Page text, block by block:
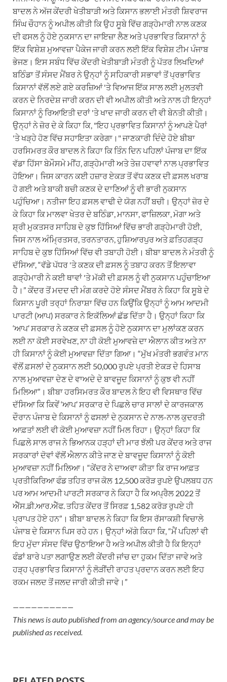
ਬਾਦਲ ਨੇ ਅੱਜ ਕੇਂਦਰੀ ਖੇਤੀਬਾੜੀ ਅਤੇ ਕਿਸਾਨ ਭਲਾਈ ਮੰਤਰੀ ਸ਼ਿਵਰਾਜ
ਸਿੰਘ ਚੌਹਾਨ ਨੂੰ ਅਪੀਲ ਕੀਤੀ ਕਿ ਉਹ ਸੂਬੇ ਵਿੱਚ ਗੜ੍ਹੇਮਾਰੀ ਨਾਲ ਕਣਕ
ਦੀ ਫਸਲ ਨੂੰ ਹੋਏ ਨੁਕਸਾਨ ਦਾ ਜਾਇਜ਼ਾ ਲੈਣ ਅਤੇ ਪ੍ਰਭਾਵਿਤ ਕਿਸਾਨਾਂ ਨੂੰ
ਇੱਕ ਵਿਸ਼ੇਸ਼ ਮੁਆਵਜ਼ਾ ਪੈਕੇਜ ਜਾਰੀ ਕਰਨ ਲਈ ਇੱਕ ਵਿਸ਼ੇਸ਼ ਟੀਮ ਪੰਜਾਬ
ਭੇਜਣ। ਇਸ ਸਬੰਧ ਵਿੱਚ ਕੇਂਦਰੀ ਖੇਤੀਬਾੜੀ ਮੰਤਰੀ ਨੂੰ ਪੱਤਰ ਲਿਖਦਿਆਂ
ਬਠਿੰਡਾ ਤੋਂ ਸੰਸਦ ਮੈਂਬਰ ਨੇ ਉਨ੍ਹਾਂ ਨੂੰ ਸਹਿਕਾਰੀ ਸਭਾਵਾਂ ਤੋਂ ਪ੍ਰਭਾਵਿਤ
ਕਿਸਾਨਾਂ ਵੱਲੋਂ ਲਏ ਗਏ ਕਰਜ਼ਿਆਂ 'ਤੇ ਵਿਆਜ ਇੱਕ ਸਾਲ ਲਈ ਮੁਲਤਵੀ
ਕਰਨ ਦੇ ਨਿਰਦੇਸ਼ ਜਾਰੀ ਕਰਨ ਦੀ ਵੀ ਅਪੀਲ ਕੀਤੀ ਅਤੇ ਨਾਲ ਹੀ ਇਨ੍ਹਾਂ
ਕਿਸਾਨਾਂ ਨੂੰ ਰਿਆਇਤੀ ਦਰਾਂ 'ਤੇ ਖਾਦ ਜਾਰੀ ਕਰਨ ਦੀ ਵੀ ਬੇਨਤੀ ਕੀਤੀ।
ਉਨ੍ਹਾਂ ਨੇ ਜ਼ੋਰ ਦੇ ਕੇ ਕਿਹਾ ਕਿ, "ਇਹ ਪ੍ਰਭਾਵਿਤ ਕਿਸਾਨਾਂ ਨੂੰ ਆਪਣੇ ਪੈਰਾਂ
'ਤੇ ਖੜ੍ਹੇ ਹੋਣ ਵਿੱਚ ਸਹਾਇਤਾ ਕਰੇਗਾ।" ਜਾਣਕਾਰੀ ਦਿੰਦੇ ਹੋਏ ਬੀਬਾ
ਹਰਸਿਮਰਤ ਕੌਰ ਬਾਦਲ ਨੇ ਕਿਹਾ ਕਿ ਤਿੰਨ ਦਿਨ ਪਹਿਲਾਂ ਪੰਜਾਬ ਦਾ ਇੱਕ
ਵੱਡਾ ਹਿੱਸਾ ਬੇਮੌਸਮੇ ਮੀਂਹ, ਗੜ੍ਹੇਮਾਰੀ ਅਤੇ ਤੇਜ਼ ਹਵਾਵਾਂ ਨਾਲ ਪ੍ਰਭਾਵਿਤ
ਹੋਇਆ। ਜਿਸ ਕਾਰਨ ਕਈ ਹਜ਼ਾਰ ਏਕੜ ਤੋਂ ਵੱਧ ਕਣਕ ਦੀ ਫ਼ਸਲ ਖਰਾਬ
ਹੋ ਗਈ ਅਤੇ ਬਾਕੀ ਬਚੀ ਕਣਕ ਦੇ ਦਾਣਿਆਂ ਨੂੰ ਵੀ ਭਾਰੀ ਨੁਕਸਾਨ
ਪਹੁੰਚਿਆ। ਨਤੀਜਾ ਇਹ ਫ਼ਸਲ ਵਾਢੀ ਦੇ ਯੋਗ ਨਹੀਂ ਬਚੀ। ਉਨ੍ਹਾਂ ਜ਼ੋਰ ਦੇ
ਕੇ ਕਿਹਾ ਕਿ ਮਾਲਵਾ ਖੇਤਰ ਦੇ ਬਠਿੰਡਾ, ਮਾਨਸਾ, ਫਾਜ਼ਿਲਕਾ, ਮੋਗਾ ਅਤੇ
ਸ਼੍ਰੀ ਮੁਕਤਸਰ ਸਾਹਿਬ ਦੇ ਕੁਝ ਹਿੱਸਿਆਂ ਵਿੱਚ ਭਾਰੀ ਗੜ੍ਹੇਮਾਰੀ ਹੋਈ,
ਜਿਸ ਨਾਲ ਅੰਮ੍ਰਿਤਸਰ, ਤਰਨਤਾਰਨ, ਹੁਸ਼ਿਆਰਪੁਰ ਅਤੇ ਫ਼ਤਿਹਗੜ੍ਹ
ਸਾਹਿਬ ਦੇ ਕੁਝ ਹਿੱਸਿਆਂ ਵਿੱਚ ਵੀ ਤਬਾਹੀ ਹੋਈ। ਬੀਬਾ ਬਾਦਲ ਨੇ ਮੰਤਰੀ ਨੂੰ
ਦੱਸਿਆ, “ਵੱਡੇ ਪੱਧਰ 'ਤੇ ਕਣਕ ਦੀ ਫ਼ਸਲ ਨੂੰ ਤਬਾਹ ਕਰਨ ਤੋਂ ਇਲਾਵਾ
ਗੜ੍ਹੇਮਾਰੀ ਨੇ ਕਈ ਥਾਵਾਂ 'ਤੇ ਮੱਕੀ ਦੀ ਫ਼ਸਲ ਨੂੰ ਵੀ ਨੁਕਸਾਨ ਪਹੁੰਚਾਇਆ
ਹੈ।” ਕੇਂਦਰ ਤੋਂ ਮਦਦ ਦੀ ਮੰਗ ਕਰਦੇ ਹੋਏ ਸੰਸਦ ਮੈਂਬਰ ਨੇ ਕਿਹਾ ਕਿ ਸੂਬੇ ਦੇ
ਕਿਸਾਨ ਪੂਰੀ ਤਰ੍ਹਾਂ ਨਿਰਾਸ਼ਾ ਵਿੱਚ ਹਨ ਕਿਉਂਕਿ ਉਨ੍ਹਾਂ ਨੂੰ ਆਮ ਆਦਮੀ
ਪਾਰਟੀ (ਆਪ) ਸਰਕਾਰ ਨੇ ਇਕੱਲਿਆਂ ਛੱਡ ਦਿੱਤਾ ਹੈ। ਉਨ੍ਹਾਂ ਕਿਹਾ ਕਿ
‘ਆਪ’ ਸਰਕਾਰ ਨੇ ਕਣਕ ਦੀ ਫ਼ਸਲ ਨੂੰ ਹੋਏ ਨੁਕਸਾਨ ਦਾ ਮੁਲਾਂਕਣ ਕਰਨ
ਲਈ ਨਾ ਕੋਈ ਸਰਵੇਖਣ, ਨਾ ਹੀ ਕੋਈ ਮੁਆਵਜ਼ੇ ਦਾ ਐਲਾਨ ਕੀਤ ਅਤੇ ਨਾ
ਹੀ ਕਿਸਾਨਾਂ ਨੂੰ ਕੋਈ ਮੁਆਵਜ਼ਾ ਦਿੱਤਾ ਗਿਆ। “ਮੁੱਖ ਮੰਤਰੀ ਭਗਵੰਤ ਮਾਨ
ਵੱਲੋਂ ਫ਼ਸਲਾਂ ਦੇ ਨੁਕਸਾਨ ਲਈ 50,000 ਰੁਪਏ ਪ੍ਰਤੀ ਏਕੜ ਦੇ ਹਿਸਾਬ
ਨਾਲ ਮੁਆਵਜ਼ਾ ਦੇਣ ਦੇ ਵਾਅਦੇ ਦੇ ਬਾਵਜੂਦ ਕਿਸਾਨਾਂ ਨੂੰ ਕੁਝ ਵੀ ਨਹੀਂ
ਮਿਲਿਆ”। ਬੀਬਾ ਹਰਸਿਮਰਤ ਕੌਰ ਬਾਦਲ ਨੇ ਇਹ ਵੀ ਵਿਸਥਾਰ ਵਿੱਚ
ਦੱਸਿਆ ਕਿ ਕਿਵੇਂ ‘ਆਪ’ ਸਰਕਾਰ ਦੇ ਪਿਛਲੇ ਚਾਰ ਸਾਲਾਂ ਦੇ ਕਾਰਜਕਾਲ
ਦੌਰਾਨ ਪੰਜਾਬ ਦੇ ਕਿਸਾਨਾਂ ਨੂੰ ਫਸਲਾਂ ਦੇ ਨੁਕਸਾਨ ਦੇ ਨਾਲ-ਨਾਲ ਕੁਦਰਤੀ
ਆਫ਼ਤਾਂ ਲਈ ਵੀ ਕੋਈ ਮੁਆਵਜ਼ਾ ਨਹੀਂ ਮਿਲ ਰਿਹਾ। ਉਨ੍ਹਾਂ ਕਿਹਾ ਕਿ
ਪਿਛਲੇ ਸਾਲ ਰਾਜ ਨੇ ਭਿਆਨਕ ਹੜ੍ਹਾਂ ਦੀ ਮਾਰ ਝੱਲੀ ਪਰ ਕੇਂਦਰ ਅਤੇ ਰਾਜ
ਸਰਕਾਰਾਂ ਦੋਵਾਂ ਵੱਲੋਂ ਐਲਾਨ ਕੀਤੇ ਜਾਣ ਦੇ ਬਾਵਜੂਦ ਕਿਸਾਨਾਂ ਨੂੰ ਕੋਈ
ਮੁਆਵਜ਼ਾ ਨਹੀਂ ਮਿਲਿਆ। “ਕੇਂਦਰ ਨੇ ਦਾਅਵਾ ਕੀਤਾ ਕਿ ਰਾਜ ਆਫ਼ਤ
ਪ੍ਰਤੀਕਿਰਿਆ ਫੰਡ ਤਹਿਤ ਰਾਜ ਕੋਲ 12,500 ਕਰੋੜ ਰੁਪਏ ਉਪਲਬਧ ਹਨ
ਪਰ ਆਮ ਆਦਮੀ ਪਾਰਟੀ ਸਰਕਾਰ ਨੇ ਕਿਹਾ ਹੈ ਕਿ ਅਪ੍ਰੈਲ 2022 ਤੋਂ
ਐੱਸ.ਡੀ.ਆਰ.ਐੱਫ. ਤਹਿਤ ਕੇਂਦਰ ਤੋਂ ਸਿਰਫ਼ 1,582 ਕਰੋੜ ਰੁਪਏ ਹੀ
ਪ੍ਰਾਪਤ ਹੋਏ ਹਨ”। ਬੀਬਾ ਬਾਦਲ ਨੇ ਕਿਹਾ ਕਿ ਇਸ ਰੱਸਾਕਸ਼ੀ ਵਿਚਾਲੇ
ਪੰਜਾਬ ਦੇ ਕਿਸਾਨ ਪਿਸ ਰਹੇ ਹਨ। ਉਨ੍ਹਾਂ ਅੱਗੇ ਕਿਹਾ ਕਿ, “ਮੈਂ ਪਹਿਲਾਂ ਵੀ
ਇਹ ਮੁੱਦਾ ਸੰਸਦ ਵਿੱਚ ਉਠਾਇਆ ਹੈ ਅਤੇ ਅਪੀਲ ਕੀਤੀ ਹੈ ਕਿ ਇਨ੍ਹਾਂ
ਫੰਡਾਂ ਬਾਰੇ ਪਤਾ ਲਗਾਉਣ ਲਈ ਕੇਂਦਰੀ ਜਾਂਚ ਦਾ ਹੁਕਮ ਦਿੱਤਾ ਜਾਵੇ ਅਤੇ
ਹੜ੍ਹ ਪ੍ਰਭਾਵਿਤ ਕਿਸਾਨਾਂ ਨੂੰ ਲੋੜੀਂਦੀ ਰਾਹਤ ਪ੍ਰਦਾਨ ਕਰਨ ਲਈ ਇਹ
ਰਕਮ ਜਲਦ ਤੋਂ ਜਲਦ ਜਾਰੀ ਕੀਤੀ ਜਾਵੇ।”
——————————
This news is auto published from an agency/source and may be
published as received.